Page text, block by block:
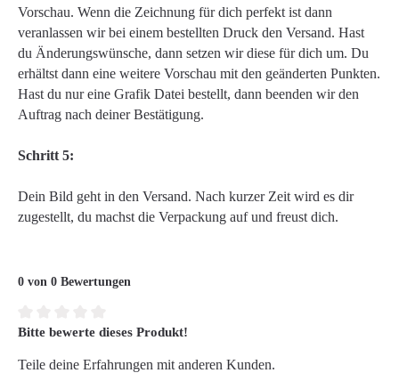
Vorschau. Wenn die Zeichnung für dich perfekt ist dann
veranlassen wir bei einem bestellten Druck den Versand. Hast
du Änderungswünsche, dann setzen wir diese für dich um. Du
erhältst dann eine weitere Vorschau mit den geänderten Punkten.
Hast du nur eine Grafik Datei bestellt, dann beenden wir den
Auftrag nach deiner Bestätigung.
Schritt 5:
Dein Bild geht in den Versand. Nach kurzer Zeit wird es dir
zugestellt, du machst die Verpackung auf und freust dich.
0 von 0 Bewertungen
Durchschnittliche Bewertung von 0 von 5 Sternen
Bitte bewerte dieses Produkt!
Teile deine Erfahrungen mit anderen Kunden.